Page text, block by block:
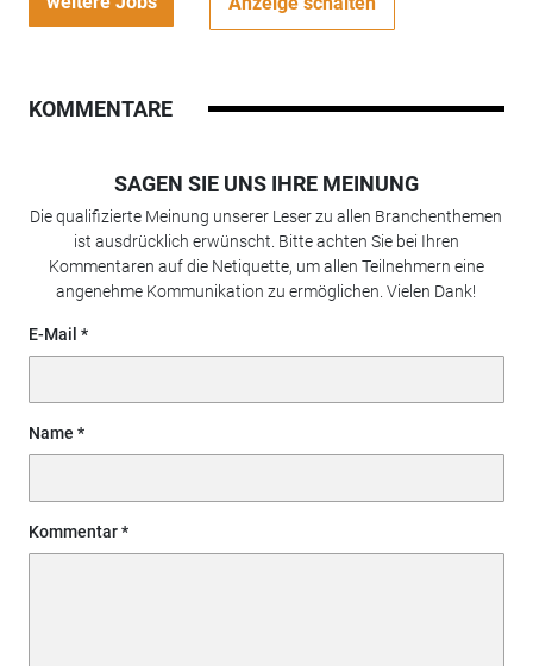
KOMMENTARE
SAGEN SIE UNS IHRE MEINUNG
Die qualifizierte Meinung unserer Leser zu allen Branchenthemen
ist ausdrücklich erwünscht. Bitte achten Sie bei Ihren
Kommentaren auf die Netiquette, um allen Teilnehmern eine
angenehme Kommunikation zu ermöglichen. Vielen Dank!
E-Mail
Name
Kommentar